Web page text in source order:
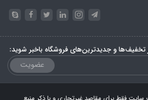
تخفیف‌ها و جدیدترین‌های فروشگاه باخبر شوید:
عضویت